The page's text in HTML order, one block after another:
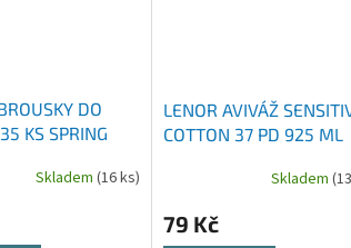
DO
KS SPRING
Skladem (16 ks)
LENOR AVIVÁŽ
COTTON 37 PD 925 ML
Skladem
79 Kč